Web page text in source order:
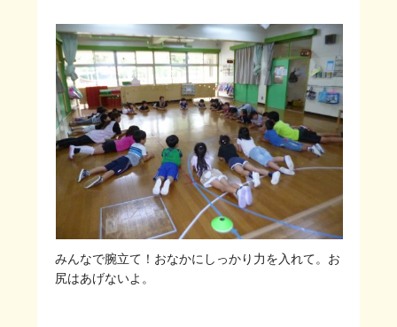
みんなで腕立て！おなかにしっかり力を入れて。お
尻はあげないよ。